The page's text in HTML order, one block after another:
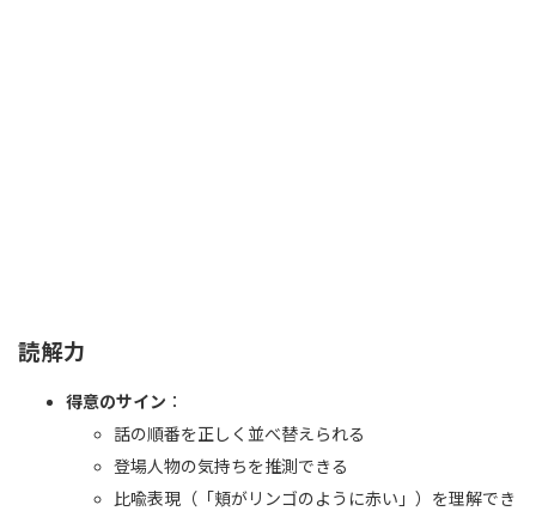
読解力
得意のサイン ：
話の順番を正しく並べ替えられる
登場人物の気持ちを推測できる
比喩表現（「頬がリンゴのように赤い」）を理解でき